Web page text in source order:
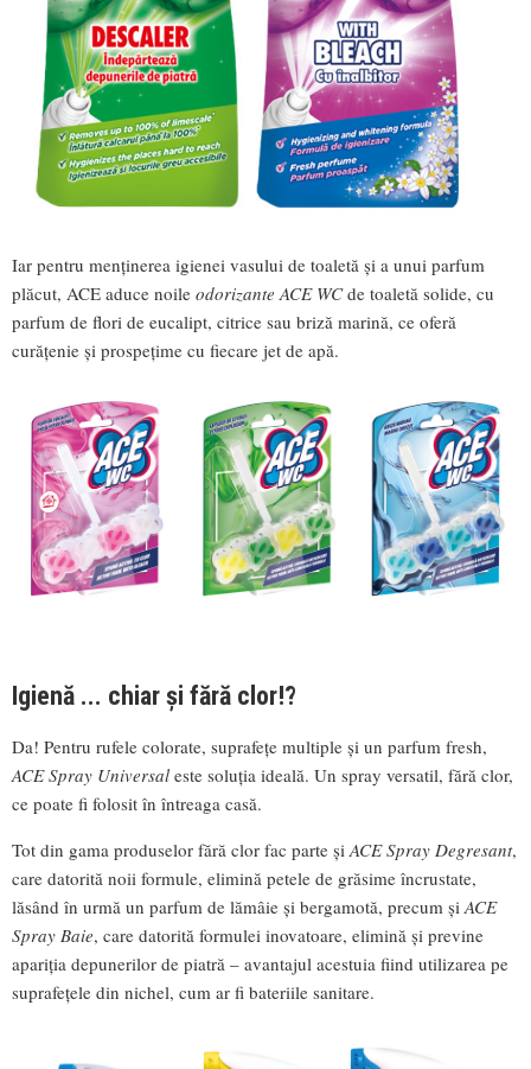
Iar pentru menținerea igienei vasului de toaletă și a unui parfum
plăcut, ACE aduce noile odorizante ACE WCde toaletă solide, cu
parfum de flori de eucalipt, citrice sau briză marină, ce oferă
curățenie și prospețime cu fiecare jet de apă.
Igienă ... chiar și fără clor!?
Da! Pentru rufele colorate, suprafețe multiple și un parfum fresh,
ACE Spray Universal este soluția ideală. Un spray versatil, fără clor,
ce poate fi folosit în întreaga casă.
Tot din gama produselor fără clor fac parte șiACE Spray Degresant,
care datorită noii formule, elimină petele de grăsime încrustate,
lăsând în urmă un parfum de lămâie și bergamotă, precum șiACE
Spray Baie, care datorită formulei inovatoare, elimină și previne
apariția depunerilor de piatră – avantajul acestuia fiind utilizarea pe
suprafețele din nichel, cum ar fi bateriile sanitare.